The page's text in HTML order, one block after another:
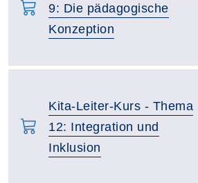
9: Die pädagogische
Konzeption
Kita-Leiter-Kurs - Thema
12: Integration und
Inklusion